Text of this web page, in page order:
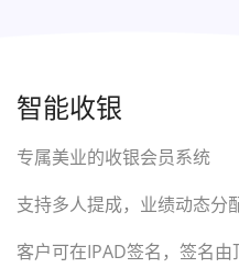
智能收银
专属美业的收银会员系统
支持多人提成，业绩动态分
客户可在IPAD签名，签名由